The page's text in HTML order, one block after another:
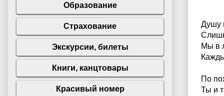
Душу
Мы в
По
Ты и